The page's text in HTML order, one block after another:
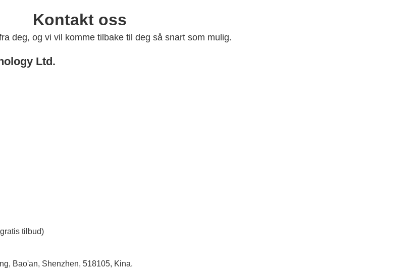
Kontakt oss
deg, og vi vil komme tilbake til deg så snart som mulig.
Ltd.
tilbud)
Bao'an, Shenzhen, 518105, Kina.